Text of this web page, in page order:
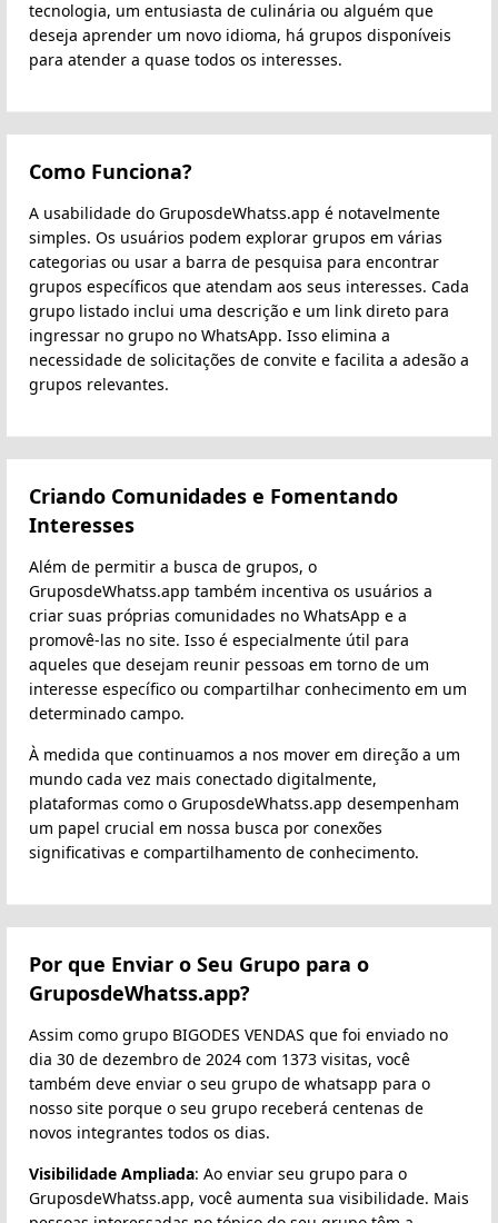
tecnologia, um entusiasta de culinária ou alguém que
deseja aprender um novo idioma, há grupos disponíveis
para atender a quase todos os interesses.
Como Funciona?
A usabilidade do GruposdeWhatss.app é notavelmente
simples. Os usuários podem explorar grupos em várias
categorias ou usar a barra de pesquisa para encontrar
grupos específicos que atendam aos seus interesses. Cada
grupo listado inclui uma descrição e um link direto para
ingressar no grupo no WhatsApp. Isso elimina a
necessidade de solicitações de convite e facilita a adesão a
grupos relevantes.
Criando Comunidades e Fomentando
Interesses
Além de permitir a busca de grupos, o
GruposdeWhatss.app também incentiva os usuários a
criar suas próprias comunidades no WhatsApp e a
promovê-las no site. Isso é especialmente útil para
aqueles que desejam reunir pessoas em torno de um
interesse específico ou compartilhar conhecimento em um
determinado campo.
À medida que continuamos a nos mover em direção a um
mundo cada vez mais conectado digitalmente,
plataformas como o GruposdeWhatss.app desempenham
um papel crucial em nossa busca por conexões
significativas e compartilhamento de conhecimento.
Por que Enviar o Seu Grupo para o
GruposdeWhatss.app?
Assim como grupo BIGODES VENDAS que foi enviado no
dia 30 de dezembro de 2024 com 1373 visitas, você
também deve enviar o seu grupo de whatsapp para o
nosso site porque o seu grupo receberá centenas de
novos integrantes todos os dias.
Visibilidade Ampliada: Ao enviar seu grupo para o
GruposdeWhatss.app, você aumenta sua visibilidade. Mais